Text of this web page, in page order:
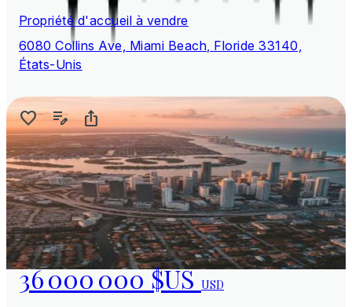
Propriété d'accueil à vendre
6080 Collins Ave, Miami Beach, Floride 33140,
États-Unis
36 000 000 $USUSD